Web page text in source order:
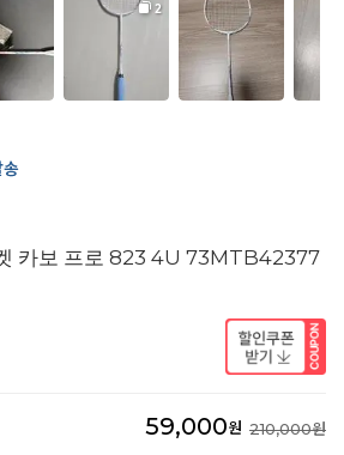
카보 프로 823 4U 73MTB42377
59,000원 210,000원